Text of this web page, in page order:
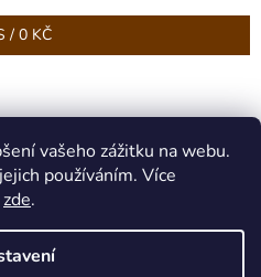
vašeho zážitku na webu.
používáním. Více
zde.
/ 0 KČ
Shoptet